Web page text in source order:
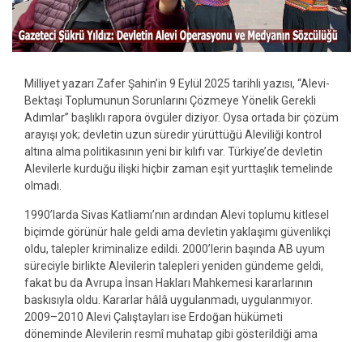
Milliyet yazarı Zafer Şahin’in 9 Eylül 2025 tarihli yazısı, “Alevi-
Bektaşi Toplumunun Sorunlarını Çözmeye Yönelik Gerekli
Adımlar” başlıklı rapora övgüler diziyor. Oysa ortada bir çözüm
arayışı yok; devletin uzun süredir yürüttüğü Aleviliği kontrol
altına alma politikasının yeni bir kılıfı var. Türkiye’de devletin
Alevilerle kurduğu ilişki hiçbir zaman eşit yurttaşlık temelinde
olmadı.
1990’larda Sivas Katliamı’nın ardından Alevi toplumu kitlesel
biçimde görünür hale geldi ama devletin yaklaşımı güvenlikçi
oldu, talepler kriminalize edildi. 2000’lerin başında AB uyum
süreciyle birlikte Alevilerin talepleri yeniden gündeme geldi,
fakat bu da Avrupa İnsan Hakları Mahkemesi kararlarının
baskısıyla oldu. Kararlar hâlâ uygulanmadı, uygulanmıyor.
2009–2010 Alevi Çalıştayları ise Erdoğan hükümeti
döneminde Alevilerin resmî muhatap gibi gösterildiği ama